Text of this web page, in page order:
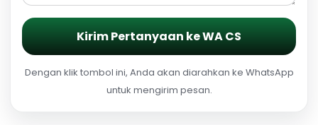
Kirim Pertanyaan ke WA CS
Dengan klik tombol ini, Anda akan diarahkan ke WhatsApp
untuk mengirim pesan.